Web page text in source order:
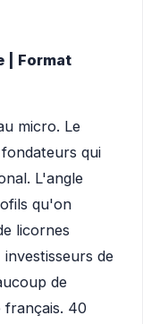
| Format
micro. Le
qui
L'angle
qu'on
licornes
de
de
40